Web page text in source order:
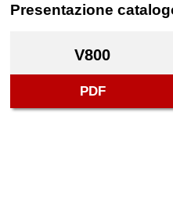
Presentazione
V800
PDF